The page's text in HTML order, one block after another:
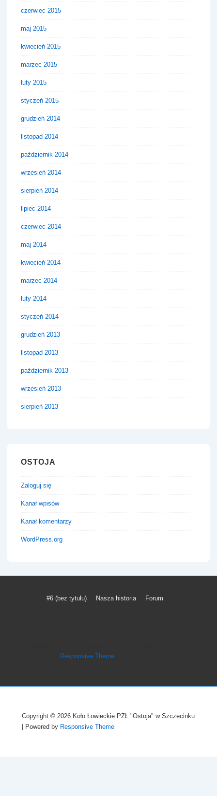
czerwiec 2015
maj 2015
kwiecień 2015
marzec 2015
luty 2015
styczeń 2015
grudzień 2014
listopad 2014
październik 2014
wrzesień 2014
sierpień 2014
lipiec 2014
czerwiec 2014
maj 2014
kwiecień 2014
marzec 2014
luty 2014
styczeń 2014
grudzień 2013
listopad 2013
październik 2013
wrzesień 2013
sierpień 2013
OSTOJA
Zaloguj się
Kanał wpisów
Kanał komentarzy
WordPress.org
Menu
#6 (bez tytułu) Nasza historia Forum
Responsive Theme
Copyright © 2026 Koło Łowieckie PZŁ "Ostoja" w Szczecinku
| Powered by Responsive Theme